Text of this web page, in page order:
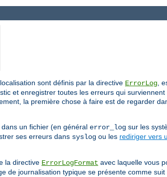
sont définis par la directive ErrorLog,
et enregistrer toutes les erreurs qui
la première chose à faire est de regarder
un fichier (en général error_log sur les
ses erreurs dans syslog ou les rediriger vers
la directive ErrorLogFormat avec laquelle vous
de journalisation typique se présente comme suit